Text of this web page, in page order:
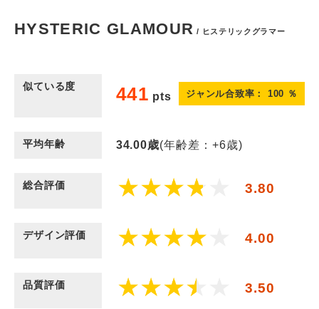
HYSTERIC GLAMOUR / ヒステリックグラマー
似ている度 441 pts ジャンル合致率： 100 ％
平均年齢 34.00歳(年齢差：+6歳)
総合評価 3.80
デザイン評価 4.00
品質評価 3.50